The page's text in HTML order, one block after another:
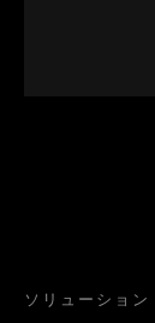
ソリューション